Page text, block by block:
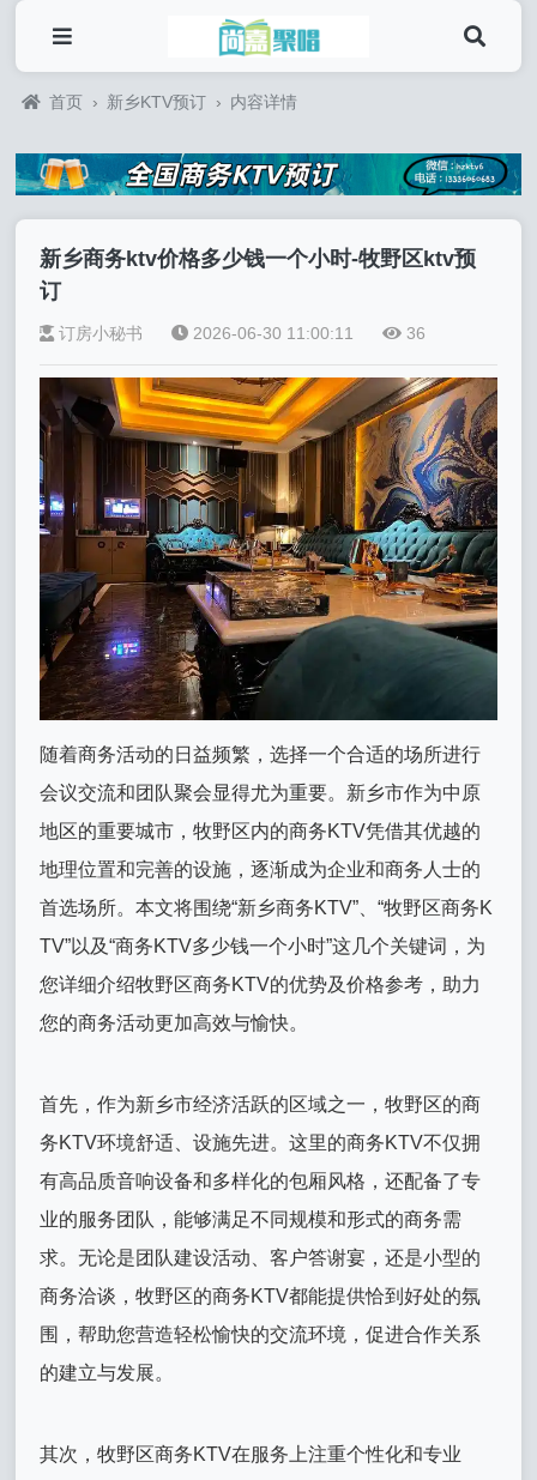
首页 › 新乡KTV预订 › 内容详情
新乡商务ktv价格多少钱一个小时-牧野区ktv预
订
订房小秘书 2026-06-30 11:00:11 36
随着商务活动的日益频繁，选择一个合适的场所进行
会议交流和团队聚会显得尤为重要。新乡市作为中原
地区的重要城市，牧野区内的商务KTV凭借其优越的
地理位置和完善的设施，逐渐成为企业和商务人士的
首选场所。本文将围绕“新乡商务KTV”、“牧野区商务K
TV”以及“商务KTV多少钱一个小时”这几个关键词，为
您详细介绍牧野区商务KTV的优势及价格参考，助力
您的商务活动更加高效与愉快。
首先，作为新乡市经济活跃的区域之一，牧野区的商
务KTV环境舒适、设施先进。这里的商务KTV不仅拥
有高品质音响设备和多样化的包厢风格，还配备了专
业的服务团队，能够满足不同规模和形式的商务需
求。无论是团队建设活动、客户答谢宴，还是小型的
商务洽谈，牧野区的商务KTV都能提供恰到好处的氛
围，帮助您营造轻松愉快的交流环境，促进合作关系
的建立与发展。
其次，牧野区商务KTV在服务上注重个性化和专业